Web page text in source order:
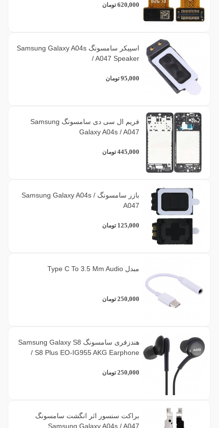
620,000 تومان
اسپیکر سامسونگ Samsung Galaxy A04s
/ A047 Speaker
95,000 تومان
فریم ال سی دی سامسونگ Samsung
Galaxy A04s / A047
445,000 تومان
بازر سامسونگ Samsung Galaxy A04s /
A047
125,000 تومان
مبدل Type C To 3.5 Mm Audio
250,000 تومان
هندزفری سامسونگ Samsung Galaxy S8
/ S8 Plus EO-IG955 AKG Earphone
250,000 تومان
براکت سنسور اثر انگشت سامسونگ
Samsung Galaxy A04s / A047